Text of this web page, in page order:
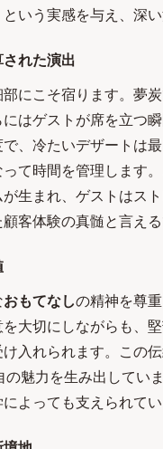
いう実感を与え、深
れた演出
にこそ宿ります。夢
はゲストが席を立つ
、冷たいデザートは
て時間を管理します
生まれ、ゲストはス
客体験の真髄と言える
おもてなしの精神を尊
大切にしながらも、
入れられます。この
魅力を生み出してい
よっても支えられてい